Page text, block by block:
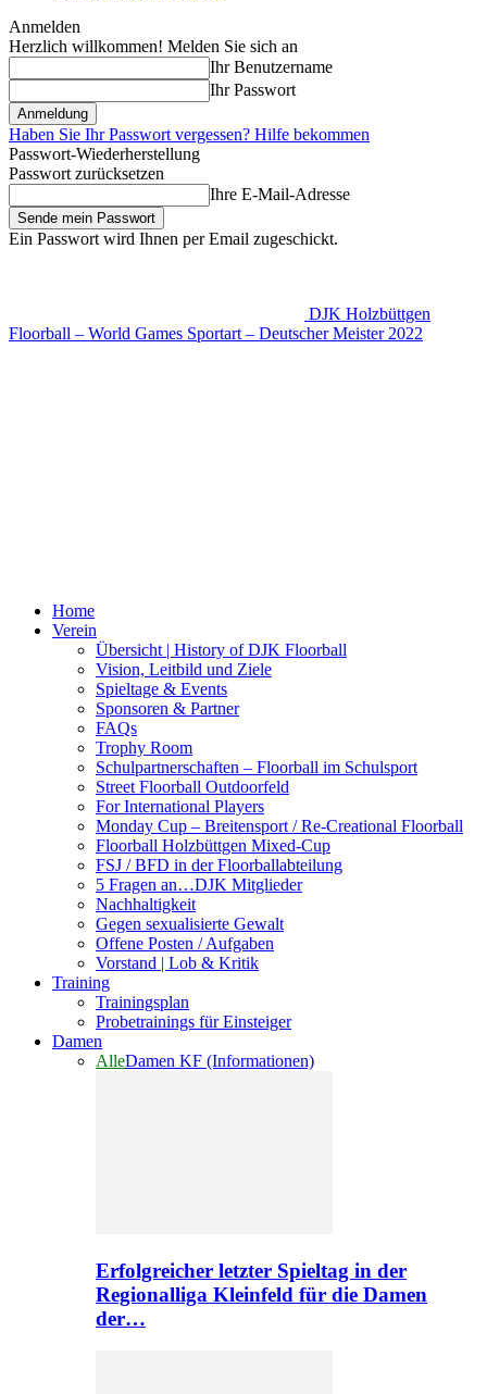
Anmelden
Herzlich willkommen! Melden Sie sich an
Ihr Benutzername
Ihr Passwort
Haben Sie Ihr Passwort vergessen? Hilfe bekommen
Passwort-Wiederherstellung
Passwort zurücksetzen
Ihre E-Mail-Adresse
Ein Passwort wird Ihnen per Email zugeschickt.
DJK Holzbüttgen
Floorball – World Games Sportart – Deutscher Meister 2022
Home
Verein
Übersicht | History of DJK Floorball
Vision, Leitbild und Ziele
Spieltage & Events
Sponsoren & Partner
FAQs
Trophy Room
Schulpartnerschaften – Floorball im Schulsport
Street Floorball Outdoorfeld
For International Players
Monday Cup – Breitensport / Re-Creational Floorball
Floorball Holzbüttgen Mixed-Cup
FSJ / BFD in der Floorballabteilung
5 Fragen an…DJK Mitglieder
Nachhaltigkeit
Gegen sexualisierte Gewalt
Offene Posten / Aufgaben
Vorstand | Lob & Kritik
Training
Trainingsplan
Probetrainings für Einsteiger
Damen
AlleDamen KF (Informationen)
Erfolgreicher letzter Spieltag in der
Regionalliga Kleinfeld für die Damen
der…